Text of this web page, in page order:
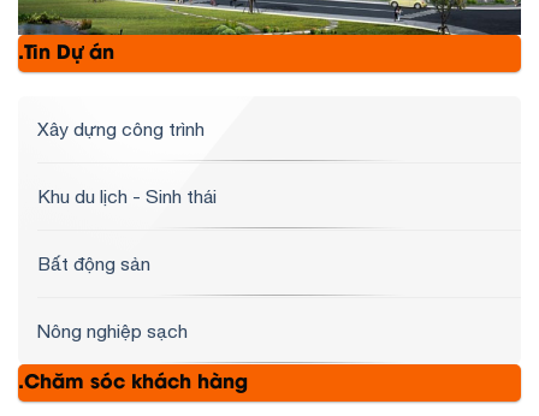
.Tin Dự án
Xây dựng công trình
Khu du lịch - Sinh thái
Bất động sản
Nông nghiệp sạch
.Chăm sóc khách hàng